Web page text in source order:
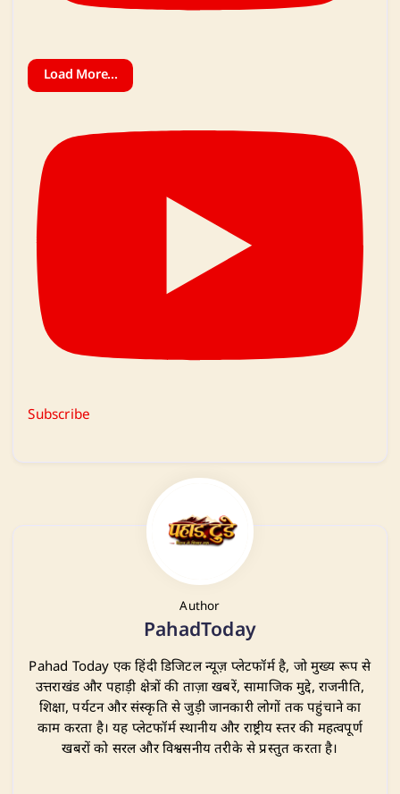
Load More...
Subscribe
Author
PahadToday
Pahad Today एक हिंदी डिजिटल न्यूज़ प्लेटफॉर्म है, जो मुख्य रूप से
उत्तराखंड और पहाड़ी क्षेत्रों की ताज़ा खबरें, सामाजिक मुद्दे, राजनीति,
शिक्षा, पर्यटन और संस्कृति से जुड़ी जानकारी लोगों तक पहुंचाने का
काम करता है। यह प्लेटफॉर्म स्थानीय और राष्ट्रीय स्तर की महत्वपूर्ण
खबरों को सरल और विश्वसनीय तरीके से प्रस्तुत करता है।